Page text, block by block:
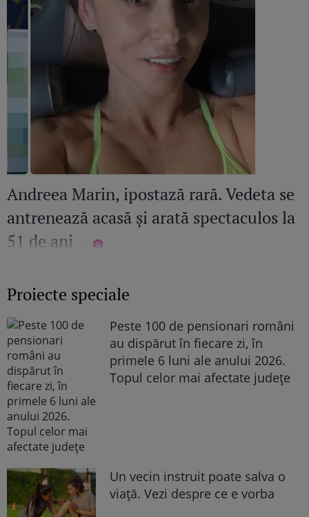
Andreea Marin, ipostază rară. Vedeta se
antrenează acasă și arată spectaculos la
51 de ani
Proiecte speciale
Peste 100 de pensionari români
au dispărut în fiecare zi, în
primele 6 luni ale anului 2026.
Topul celor mai afectate județe
Un vecin instruit poate salva o
viață. Vezi despre ce e vorba